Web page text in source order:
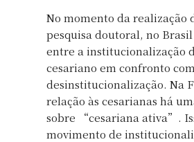
No momento da realização
pesquisa doutoral, no
entre a institucionalização
cesariano em confronto
desinstitucionalização. Na
relação às cesarianas há
sobre “cesariana ativa”.
movimento de